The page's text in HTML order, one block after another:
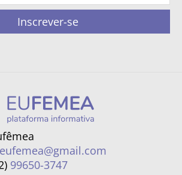
Inscrever-se
99650-3747